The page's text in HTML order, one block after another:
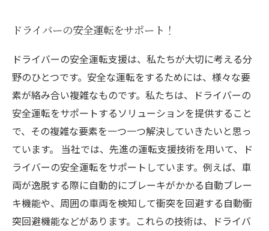
ドライバーの安全運転をサポート！
ドライバーの安全運転支援は、私たちが大切に考える分
野のひとつです。安全な運転をするためには、様々な要
素が絡み合い複雑なものです。私たちは、ドライバーの
安全運転をサポートするソリューションを提供すること
で、その複雑な要素を一つ一つ解決していきたいと思っ
ています。 当社では、先進の運転支援技術を用いて、ド
ライバーの安全運転をサポートしています。例えば、車
両が逸脱する際に自動的にブレーキがかかる自動ブレー
キ機能や、周囲の車両を検知して衝突を回避する自動衝
突回避機能などがあります。これらの技術は、ドライバ